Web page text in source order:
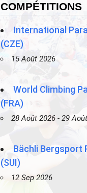
COMPÉTITIONS
International
(CZE)
15 Août 2026
World Climbing
(FRA)
28 Août 2026 - 29
Bächli Bergsport
(SUI)
12 Sep 2026